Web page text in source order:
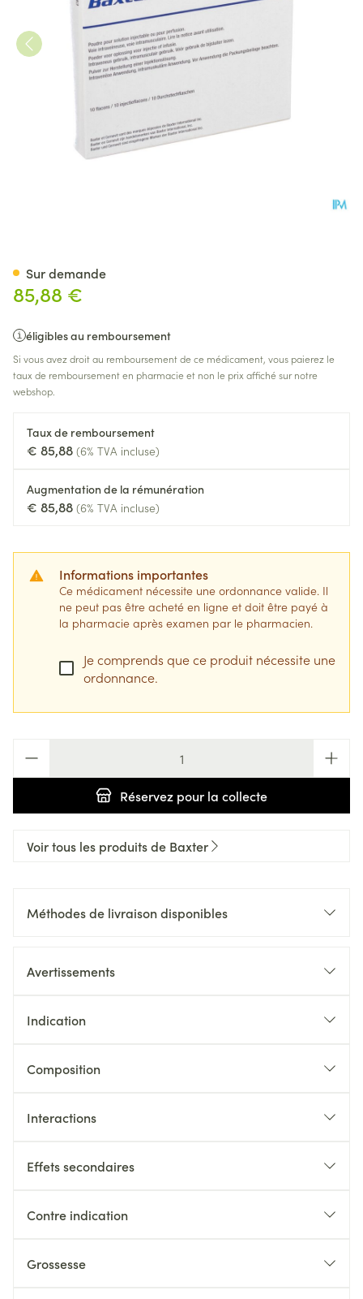
85,88 €
éligibles au remboursement
Si vous avez droit au remboursement de ce médicament, vous paierez le
taux de remboursement en pharmacie et non le prix affiché sur notre
webshop.
Taux de remboursement
€ 85,88 (6% TVA incluse)
Augmentation de la rémunération
€ 85,88 (6% TVA incluse)
Informations importantes
Ce médicament nécessite une ordonnance valide. Il
ne peut pas être acheté en ligne et doit être payé à
la pharmacie après examen par le pharmacien.
Je comprends que ce produit nécessite une
ordonnance.
Réservez pour la collecte
Sur demande
Voir tous les produits de Baxter
Méthodes de livraison disponibles
Avertissements
Indication
Composition
Interactions
Effets secondaires
Contre indication
Grossesse